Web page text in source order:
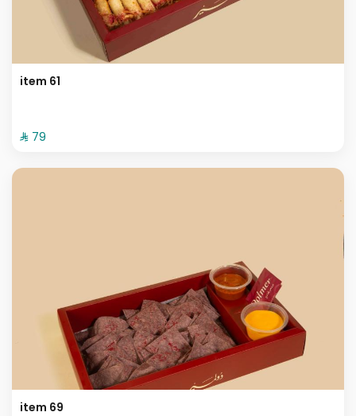
item 61
⁨⁦‪‬ 79⁩
item 69